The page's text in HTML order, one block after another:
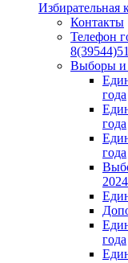
Избирательная
Контакты
Телефон
Выборы и
года
года
года
2024
года